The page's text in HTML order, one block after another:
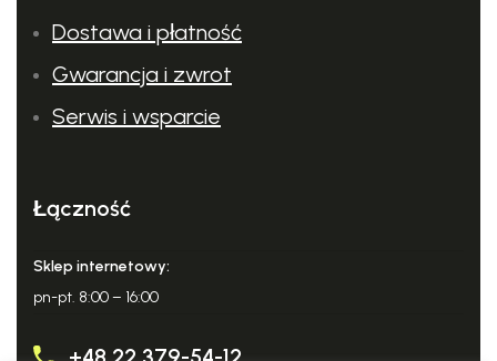
Dostawa i płatność
Gwarancja i zwrot
Serwis i wsparcie
Łączność
Sklep internetowy:
pn-pt. 8:00 – 16:00